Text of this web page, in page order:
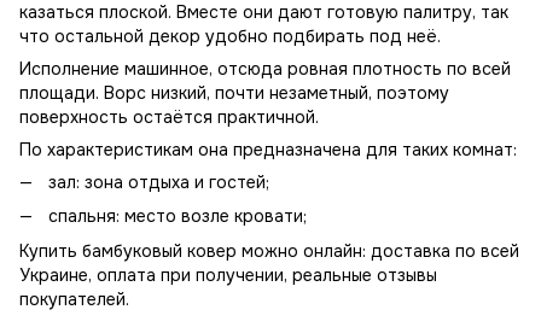
казаться плоской. Вместе они дают готовую палитру, так
что остальной декор удобно подбирать под неё.
Исполнение машинное, отсюда ровная плотность по всей
площади. Ворс низкий, почти незаметный, поэтому
поверхность остаётся практичной.
По характеристикам она предназначена для таких комнат:
зал: зона отдыха и гостей;
спальня: место возле кровати;
Купить бамбуковый ковер можно онлайн: доставка по всей
Украине, оплата при получении, реальные отзывы
покупателей.